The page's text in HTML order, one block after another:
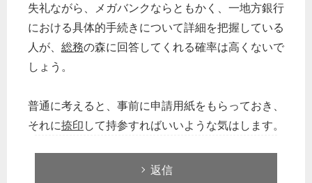
失礼ながら、メガバンクならともかく、一地方銀行
における具体的手続きについて詳細を把握している
人が、 総務の森に回答してくれる確率は高くないで
しょう。
普通に考えると、事前に申請用紙をもらっておき、
それに捺印 して持参すればいいような気はします。
返信